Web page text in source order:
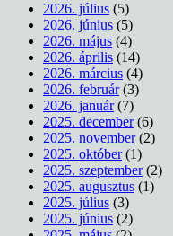
2026. július (5)
2026. június (5)
2026. május (4)
2026. április (14)
2026. március (4)
2026. február(3)
2026. január(7)
2025. december(6)
2025. november(2)
2025. október(1)
2025. szeptember(2)
2025. augusztus (1)
2025. július (3)
2025. június (2)